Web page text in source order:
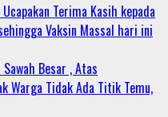
Ucapakan Terima Kasih kepada
Vaksin Massal hari ini
Besar , Atas
Warga Tidak Ada Titik Temu,